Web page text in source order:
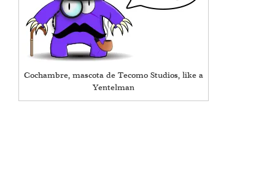
Cochambre, mascota de Tecomo Studios, like a
Yentelman